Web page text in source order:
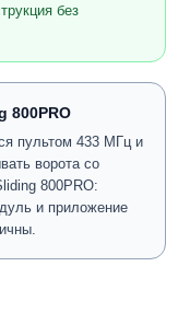
без
800PRO
пультом 433 МГц и
ворота со
800PRO:
и приложение